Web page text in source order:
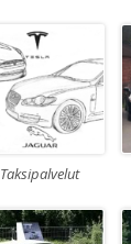
Taksipalvelut